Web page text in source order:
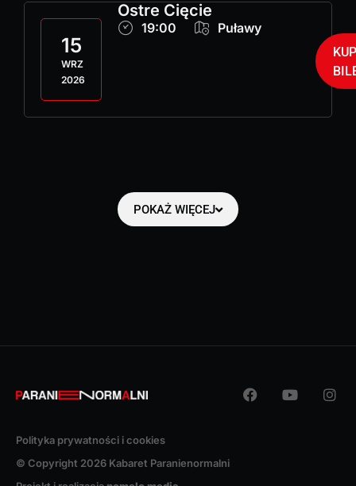
15
WRZ
2026
Ostre Cięcie
19:00 Puławy
KUP
POKAŻ WIĘCEJ
Polityka prywatności i cookies
© Copyright 2026 Kabaret Paranienormalni